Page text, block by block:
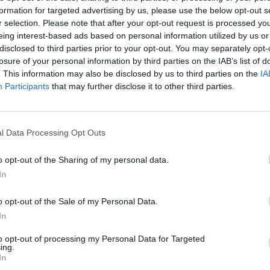
for targeted advertising by us, please use the below opt-out
selection. Please note that after your opt-out request is processed
interest-based ads based on personal information utilized by us
to third parties prior to your opt-out. You may separately
of your personal information by third parties on the IAB’s list of
This information may also be disclosed by us to third parties on the
Participants that may further disclose it to other third parties.
Data Processing Opt Outs
opt-out of the Sharing of my personal data.
opt-out of the Sale of my Personal Data.
opt-out of processing my Personal Data for Targeted
Giorgio Armaniuomo.
si
su una
di510
piano terra,
di abiti,
collezioni
piano, al cui
si
la struttura dell’edificio storico dei primi del ‘900,
Al visitatore viene offerto un percorso che si
da tonalità differenti. Il team di architetti ha seguito